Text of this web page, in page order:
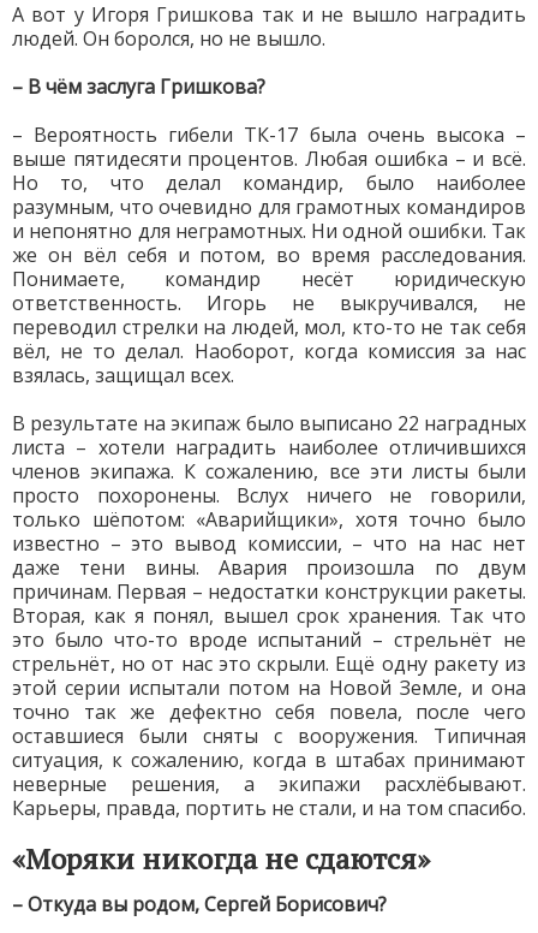
А вот у Игоря Гришкова так и не вышло наградить
людей. Он боролся, но не вышло.
– В чём заслуга Гришкова?
– Вероятность гибели ТК-17 была очень высока –
выше пятидесяти процентов. Любая ошибка – и всё.
Но то, что делал командир, было наиболее
разумным, что очевидно для грамотных командиров
и непонятно для неграмотных. Ни одной ошибки. Так
же он вёл себя и потом, во время расследования.
Понимаете, командир несёт юридическую
ответственность. Игорь не выкручивался, не
переводил стрелки на людей, мол, кто-то не так себя
вёл, не то делал. Наоборот, когда комиссия за нас
взялась, защищал всех.
В результате на экипаж было выписано 22 наградных
листа – хотели наградить наиболее отличившихся
членов экипажа. К сожалению, все эти листы были
просто похоронены. Вслух ничего не говорили,
только шёпотом: «Аварийщики», хотя точно было
известно – это вывод комиссии, – что на нас нет
даже тени вины. Авария произошла по двум
причинам. Первая – недостатки конструкции ракеты.
Вторая, как я понял, вышел срок хранения. Так что
это было что-то вроде испытаний – стрельнёт не
стрельнёт, но от нас это скрыли. Ещё одну ракету из
этой серии испытали потом на Новой Земле, и она
точно так же дефектно себя повела, после чего
оставшиеся были сняты с вооружения. Типичная
ситуация, к сожалению, когда в штабах принимают
неверные решения, а экипажи расхлёбывают.
Карьеры, правда, портить не стали, и на том спасибо.
«Моряки никогда не сдаются»
– Откуда вы родом, Сергей Борисович?